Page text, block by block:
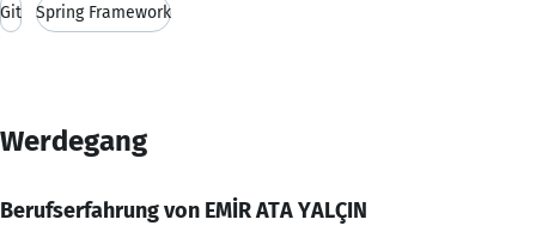
Git Spring Framework
Werdegang
Berufserfahrung von EMİR ATA YALÇIN